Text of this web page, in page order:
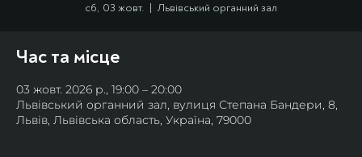
сб, 03 жовт.
  |
Львівський органний зал
Час та місце
03 жовт. 2026 р., 19:00 – 20:00
Львівський органний зал, вулиця Степана Бандери, 8,
Львів, Львівська область, Україна, 79000